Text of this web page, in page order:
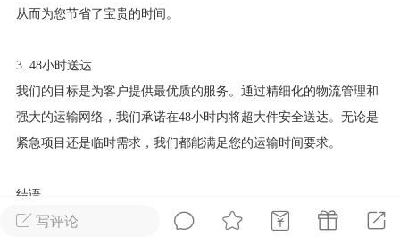
洛杉矶热点
写评论
从而为您节省了宝贵的时间。
3. 48小时送达
我们的目标是为客户提供最优质的服务。通过精细化的物流管理和
强大的运输网络，我们承诺在48小时内将超大件安全送达。无论是
紧急项目还是临时需求，我们都能满足您的运输时间要求。
结语
选择我们作为您超大件运输的合作伙伴，我们将为您提供专业、高